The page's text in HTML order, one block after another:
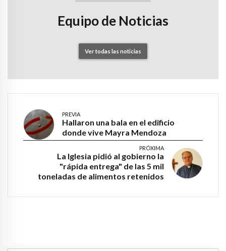
Equipo de Noticias
Ver todas las noticias
PREVIA
Hallaron una bala en el edificio
donde vive Mayra Mendoza
PRÓXIMA
La Iglesia pidió al gobierno la
"rápida entrega" de las 5 mil
toneladas de alimentos retenidos